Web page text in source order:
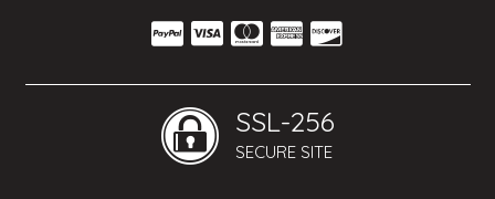
SSL-256
SECURE SITE